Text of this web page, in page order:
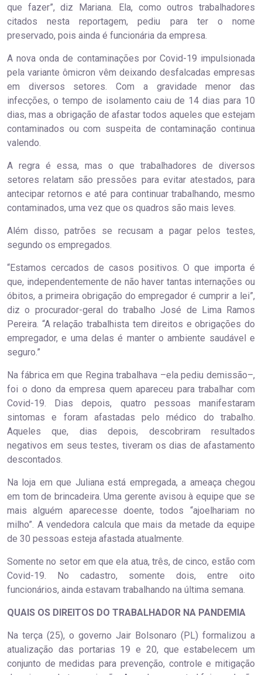
que fazer”, diz Mariana. Ela, como outros trabalhadores
citados nesta reportagem, pediu para ter o nome
preservado, pois ainda é funcionária da empresa.
A nova onda de contaminações por Covid-19 impulsionada
pela variante ômicron vêm deixando desfalcadas empresas
em diversos setores. Com a gravidade menor das
infecções, o tempo de isolamento caiu de 14 dias para 10
dias, mas a obrigação de afastar todos aqueles que estejam
contaminados ou com suspeita de contaminação continua
valendo.
A regra é essa, mas o que trabalhadores de diversos
setores relatam são pressões para evitar atestados, para
antecipar retornos e até para continuar trabalhando, mesmo
contaminados, uma vez que os quadros são mais leves.
Além disso, patrões se recusam a pagar pelos testes,
segundo os empregados.
“Estamos cercados de casos positivos. O que importa é
que, independentemente de não haver tantas internações ou
óbitos, a primeira obrigação do empregador é cumprir a lei”,
diz o procurador-geral do trabalho José de Lima Ramos
Pereira. “A relação trabalhista tem direitos e obrigações do
empregador, e uma delas é manter o ambiente saudável e
seguro.”
Na fábrica em que Regina trabalhava –ela pediu demissão–,
foi o dono da empresa quem apareceu para trabalhar com
Covid-19. Dias depois, quatro pessoas manifestaram
sintomas e foram afastadas pelo médico do trabalho.
Aqueles que, dias depois, descobriram resultados
negativos em seus testes, tiveram os dias de afastamento
descontados.
Na loja em que Juliana está empregada, a ameaça chegou
em tom de brincadeira. Uma gerente avisou à equipe que se
mais alguém aparecesse doente, todos “ajoelhariam no
milho”. A vendedora calcula que mais da metade da equipe
de 30 pessoas esteja afastada atualmente.
Somente no setor em que ela atua, três, de cinco, estão com
Covid-19. No cadastro, somente dois, entre oito
funcionários, ainda estavam trabalhando na última semana.
QUAIS OS DIREITOS DO TRABALHADOR NA PANDEMIA
Na terça (25), o governo Jair Bolsonaro (PL) formalizou a
atualização das portarias 19 e 20, que estabelecem um
conjunto de medidas para prevenção, controle e mitigação